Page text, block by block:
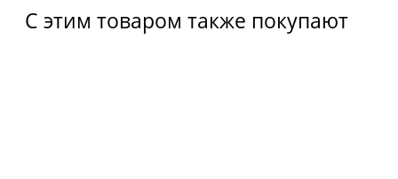
С этим товаром также покупают